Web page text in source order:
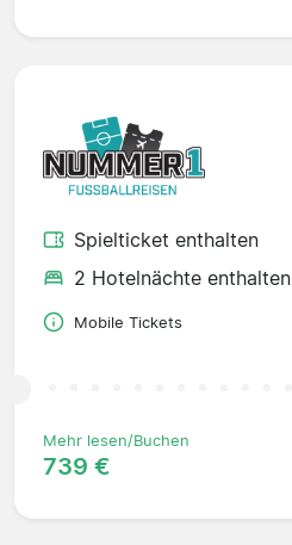
Spielticket enthalten
2 Hotelnächte enthalten
Mobile Tickets
Mehr lesen/Buchen
739 €